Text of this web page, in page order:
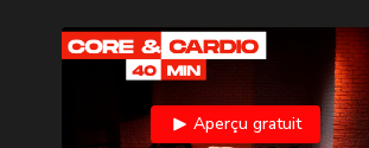
Aperçu gratuit